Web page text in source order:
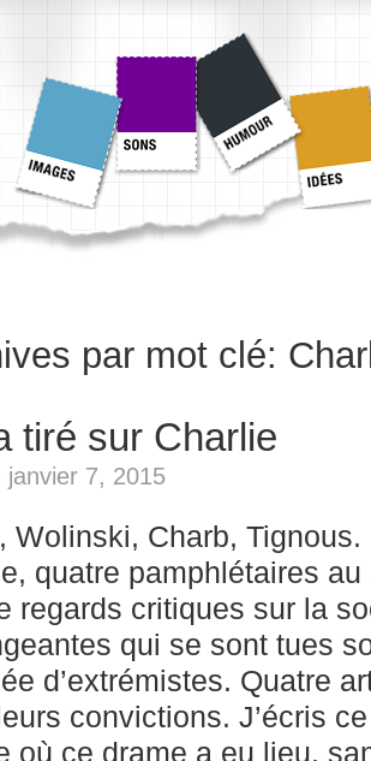
par mot clé:
tiré sur Charlie
janvier 7, 2015
Wolinski, Charb,
quatre pamphlétaires
regards critiques sur la
qui se sont tues
d’extrémistes. Quatre
convictions. J’écris
où ce drame a eu lieu,